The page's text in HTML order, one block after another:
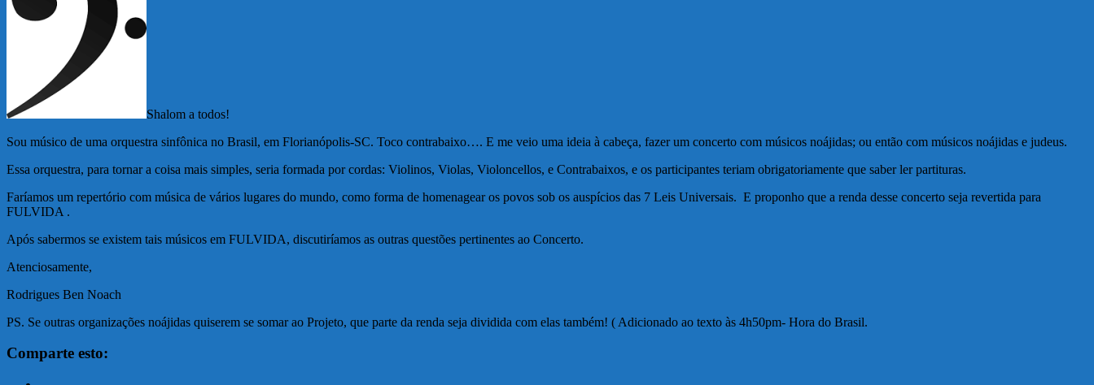
Shalom a todos!
Sou músico de uma orquestra sinfônica no Brasil, em Florianópolis-SC. Toco contrabaixo…. E me veio uma ideia à cabeça, fazer um concerto com músicos noájidas; ou então com músicos noájidas e judeus.
Essa orquestra, para tornar a coisa mais simples, seria formada por cordas: Violinos, Violas, Violoncellos, e Contrabaixos, e os participantes teriam obrigatoriamente que saber ler partituras.
Faríamos um repertório com música de vários lugares do mundo, como forma de homenagear os povos sob os auspícios das 7 Leis Universais. E proponho que a renda desse concerto seja revertida para
FULVIDA .
Após sabermos se existem tais músicos em FULVIDA, discutiríamos as outras questões pertinentes ao Concerto.
Atenciosamente,
Rodrigues Ben Noach
PS. Se outras organizações noájidas quiserem se somar ao Projeto, que parte da renda seja dividida com elas também! ( Adicionado ao texto às 4h50pm- Hora do Brasil.
Comparte esto: